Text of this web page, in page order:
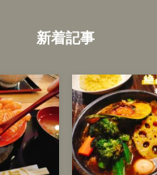
新着記事